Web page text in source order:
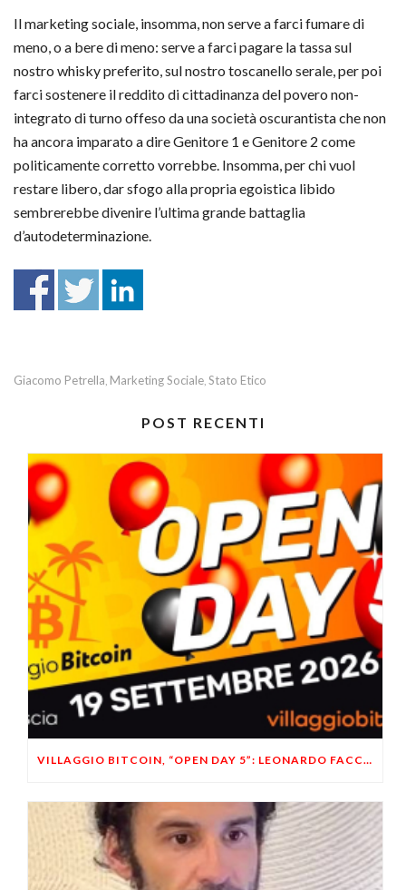
Il marketing sociale, insomma, non serve a farci fumare di
meno, o a bere di meno: serve a farci pagare la tassa sul
nostro whisky preferito, sul nostro toscanello serale, per poi
farci sostenere il reddito di cittadinanza del povero non-
integrato di turno offeso da una società oscurantista che non
ha ancora imparato a dire Genitore 1 e Genitore 2 come
politicamente corretto vorrebbe. Insomma, per chi vuol
restare libero, dar sfogo alla propria egoistica libido
sembrerebbe divenire l’ultima grande battaglia
d’autodeterminazione.
Giacomo Petrella Marketing Sociale Stato Etico
POST RECENTI
VILLAGGIO BITCOIN, “OPEN DAY 5”: LEONARDO FACCO OSPITE A BRESCIA